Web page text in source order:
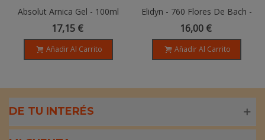
Absolut Arnica Gel - 100ml
17,15 €
Añadir Al Carrito
Elidyn - 760 Flores De Bach -
CLEMATIS - 20ml
16,00 €
Añadir Al Carrito
DE TU INTERÉS